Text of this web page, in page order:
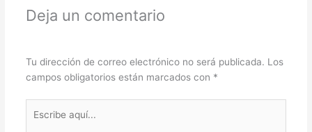
Deja un comentario
Tu dirección de correo electrónico no será publicada. Los
campos obligatorios están marcados con *
aquí...